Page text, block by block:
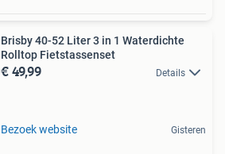
Brisby 40-52 Liter 3 in 1 Waterdichte
Rolltop Fietstassenset
€ 49,99 Details
Bezoek website Gisteren